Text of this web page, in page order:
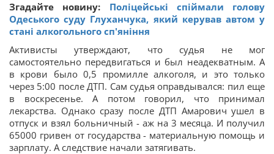
Згадайте новину: Поліцейські спіймали голову
Одеського суду Глуханчука, який керував автом у
стані алкогольного сп'яніння
Активисты утверждают, что судья не мог
самостоятельно передвигаться и был неадекватным. А
в крови было 0,5 промилле алкоголя, и это только
через 5:00 после ДТП. Сам судья оправдывался: пил еще
в воскресенье. А потом говорил, что принимал
лекарства. Однако сразу после ДТП Амарович ушел в
отпуск и взял больничный - аж на 3 месяца. И получил
65000 гривен от государства - материальную помощь и
зарплату. А следствие начали затягивать.